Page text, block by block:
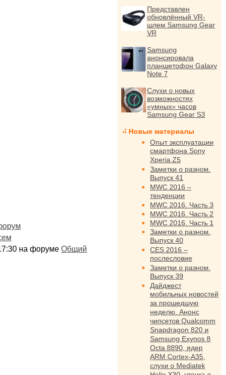
на форуме Общий
Представлен
обновлённый VR-
шлем Samsung Gear
VR
Samsung
анонсировала
планшетофон Galaxy
Note 7
Слухи о новых
возможностях
«умных» часов
Samsung Gear S3
Новые материалы
Опыт эксплуатации
смартфона Sony
Xperia Z5
Заметки о разном.
Выпуск 41
MWC 2016 –
тенденции
MWC 2016. Часть 3
MWC 2016. Часть 2
MWC 2016. Часть 1
Заметки о разном.
Выпуск 40
CES 2016 –
послесловие
Заметки о разном.
Выпуск 39
Дайджест
мобильных новостей
за прошедшую
неделю. Анонс
чипсетов Qualcomm
Snapdragon 820 и
Samsung Exynos 8
Octa 8890, ядер
ARM Cortex-A35,
слухи о Mediatek